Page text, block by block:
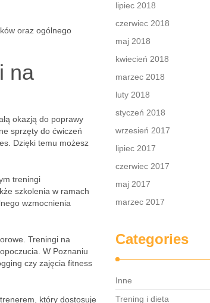
oraz ogólnego
na
okazją do poprawy
sprzęty do ćwiczeń
Dzięki temu możesz
treningi
szkolenia w ramach
wzmocnienia
Treningi na
W Poznaniu
czy zajęcia fitness
który dostosuje
lipiec 2018
czerwiec 2018
maj 2018
kwiecień 2018
marzec 2018
luty 2018
styczeń 2018
wrzesień 2017
lipiec 2017
czerwiec 2017
maj 2017
marzec 2017
Categories
Inne
Trening i dieta